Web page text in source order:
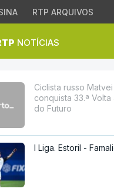
RTP ARQUIVOS
NOTÍCIAS
a
Ciclista russo
conquista 33.ª Volta
do Futuro
I Liga. Estoril -